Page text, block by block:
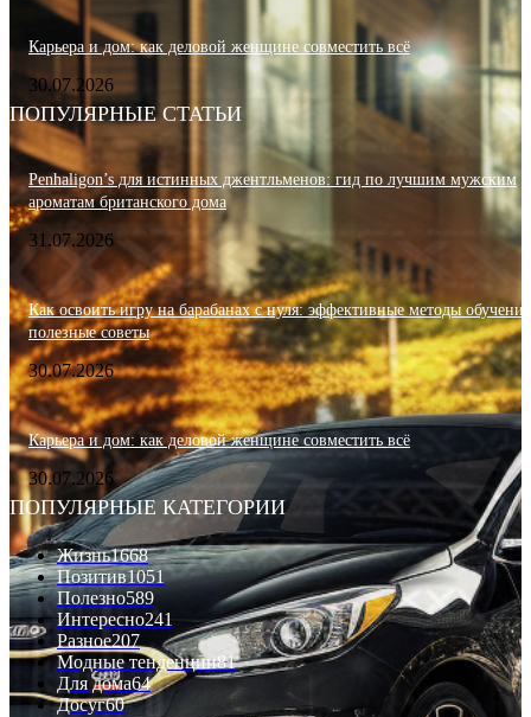
Карьера и дом: как деловой женщине совместить всё
30.07.2026
ПОПУЛЯРНЫЕ СТАТЬИ
Penhaligon’s для истинных джентльменов: гид по лучшим мужским
ароматам британского дома
31.07.2026
Как освоить игру на барабанах с нуля: эффективные методы
полезные советы
30.07.2026
Карьера и дом: как деловой женщине совместить всё
30.07.2026
ПОПУЛЯРНЫЕ КАТЕГОРИИ
Жизнь1668
Позитив1051
Полезно589
Интересно241
Разное207
Модные тенденции81
Для дома64
Досуг60